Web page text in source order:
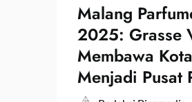
Malang
2025: Grasse
Membawa
Menjadi Pusat